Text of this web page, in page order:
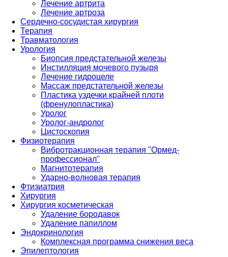
Лечение артрита
Лечение артроза
Сердечно-сосудистая хирургия
Терапия
Травматология
Урология
Биопсия предстательной железы
Инстилляция мочевого пузыря
Лечение гидроцеле
Массаж предстательной железы
Пластика уздечки крайней плоти
(френулопластика)
Уролог
Уролог-андролог
Цистоскопия
Физиотерапия
Вибротракционная терапия "Ормед-
профессионал"
Магнитотерапия
Ударно-волновая терапия
Фтизиатрия
Хирургия
Хирургия косметическая
Удаление бородавок
Удаление папиллом
Эндокринология
Комплексная программа снижения веса
Эпилептология